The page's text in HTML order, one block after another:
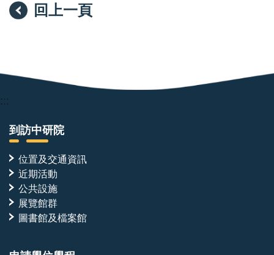
子，但其價值必須經由蛋白質表現與純化、生物物理定
量、生化重組反應與結構解析逐一檢證。計算設計平台
所開發之設計蛋白質，除作為解析酵素活化與調控機制
的分子工具外，亦具備發展為專一性抑制劑或標的蛋白
化重組與結構層次完整驗證的分子，將進一步與細胞生
物學實驗室合作，推進至細胞模式與疾病模式之功能驗
證。本職位所產出的分子與數據，即為銜接分子設計與
轉譯應用的起點。
跨團隊合作
回上一頁
:::
到訪中研院
位置及交通資訊
近期活動
公共設施
展覽館群
圖書館及檔案館